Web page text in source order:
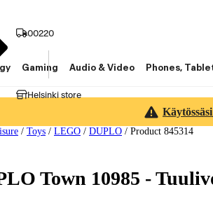
00220
Helsinki store
Gaming Audio & Video Phones,
/ Toys / LEGO / DUPLO / Product 845314
Town 10985 -